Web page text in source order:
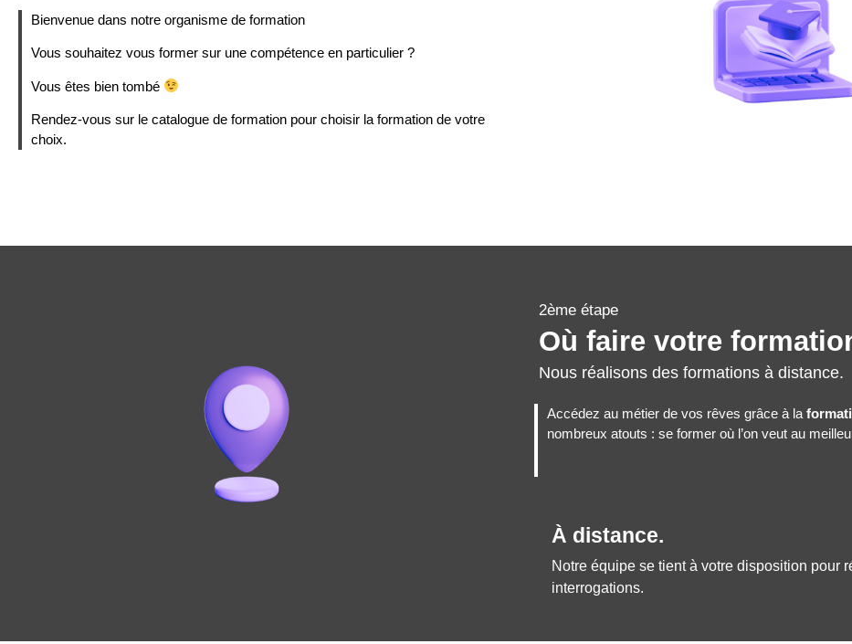
Bienvenue dans notre organisme de formation
Vous souhaitez vous former sur une compétence en particulier ?
Vous êtes bien tombé
Rendez-vous sur le catalogue de formation pour choisir la formation de votre
choix.
2ème étape
Où faire votre
Nous réalisons des formations à distance.
Accédez au métier de vos rêves grâce à la
nombreux atouts : se former où l’on veut au
À distance.
Notre équipe se tient à votre disposition pour
interrogations.